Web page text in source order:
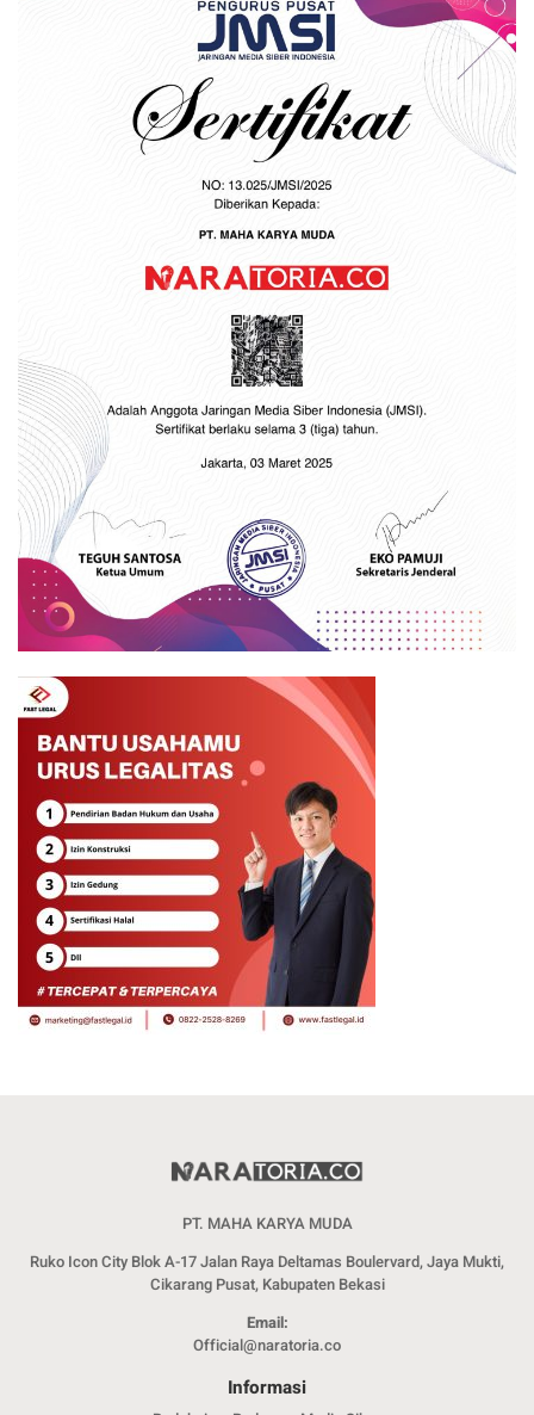
PT. MAHA KARYA MUDA
Ruko Icon City Blok A-17 Jalan Raya Deltamas Boulervard, Jaya Mukti,
Cikarang Pusat, Kabupaten Bekasi
Email:
Official@naratoria.co
Informasi